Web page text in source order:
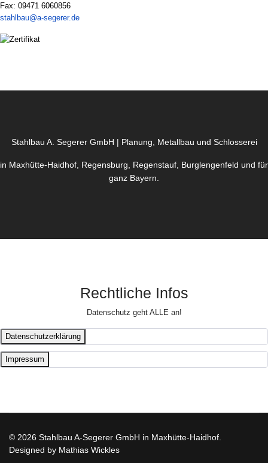
Fax: 09471 6060856
stahlbau@a-segerer.de
Stahlbau A. Segerer GmbH | Planung, Metallbau und Schlosserei
in Maxhütte-Haidhof, Regensburg, Regenstauf, Burglengenfeld und für
ganz Bayern.
Rechtliche Infos
Datenschutz geht ALLE an!
Datenschutzerklärung
Impressum
© 2026 Stahlbau A-Segerer GmbH in Maxhütte-Haidhof.
Designed by Mathias Wickles